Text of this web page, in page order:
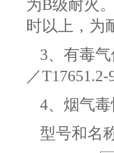
为B级耐火
时以上，为
3、有毒
／
4、烟气
型号和名